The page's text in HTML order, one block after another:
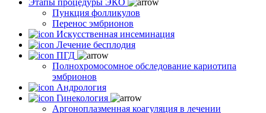
Пункция фолликулов
Перенос эмбрионов
Искусственная инсеминация
Лечение бесплодия
ПГД
Полнохромосомное обследование кариотипа
эмбрионов
Андрология
Гинекология
Аргоноплазменная коагуляция в лечении